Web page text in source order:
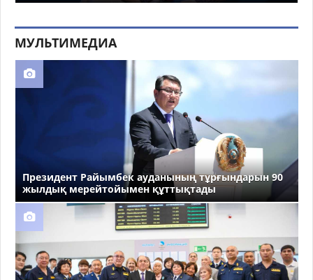
МУЛЬТИМЕДИА
Президент Райымбек ауданының тұрғындарын 90
жылдық мерейтойымен құттықтады